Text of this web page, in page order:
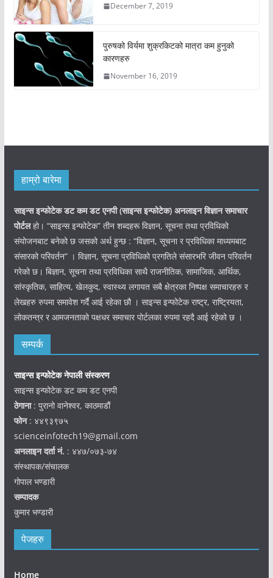
December 7, 2019
पुरुषको विर्यमा शुक्रकिटको मात्रा कम हुनुको
कारणहरु
November 16, 2019
हाम्रो बारेमा
साइन्स इन्फोटेक डट कम डट एनपी (साइन्सइन्फोटेक) अनलाइन विज्ञान समाचार
पोर्टलहो। “साइन्स इन्फोटेक” तीन शब्दहरू विज्ञान, सूचना तथा प्रविधिको
संयोजनबाट बनेको छ जसको अर्थ हुन्छ : “विज्ञान, सूचना र प्रविधिका माध्यमबाट
संसारको परिवर्तन” । विज्ञान, सूचना प्रविधिको प्रगतिले संसारभरि जीवन परिवर्तन
गरेको छ। बिज्ञान, सूचना तथा प्रविधिका साथै राजनीतिक, सामाजिक, आर्थिक,
सांस्कृतिक, साहित्य, खेलकुद, स्वास्थ्य लगायत सबै क्षेत्रका निष्पक्ष समाचारहरु र
लेखहरु रुपमा समावेश गर्दै आई रहेका छौ । साइन्स इन्फोटेक राष्ट्र, राष्ट्रियता,
लोकतन्त्र र आमजनताको पक्षधर समाचार पोर्टलका रुपमा रहदै आई रहेको छ ।
सम्पर्क
साइन्स इन्फोटेक नेपाली संस्करण
साइन्स इन्फोटेक डट कम डट एनपी
ठेगाना: पुरानो वानेश्वर, काठमाडौं
फोन: ४४९३९७५
scienceinfotech19@gmail.com
अनलाइन दर्ता नं. : ४४७/०७३-७४
संस्थापक/संचालक
गोपाल भण्डारी
सम्पादक
कुमार भण्डारी
पेजहरु
Home